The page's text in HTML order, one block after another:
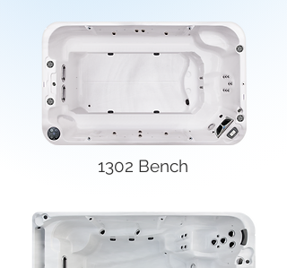
1302 Bench